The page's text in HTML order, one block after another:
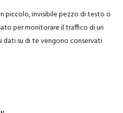
piccolo, invisibile pezzo di testo o
per monitorare il traffico di un
dati su di te vengono conservati